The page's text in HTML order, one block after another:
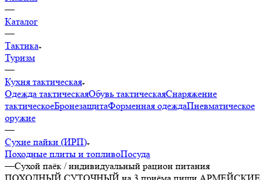
—
Каталог
—
Тактика
Туризм
—
Кухня тактическая
Одежда тактическаяОбувь тактическаяСнаряжение
тактическоеБронезащитаФорменная одеждаПневматическое
оружие
—
Сухие пайки (ИРП)
Походные плиты и топливоПосуда
—Сухой паёк / индивидуальный рацион питания